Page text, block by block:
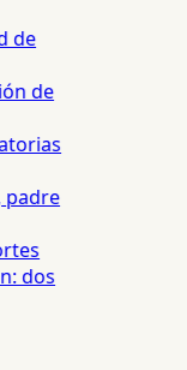
de
de
padre
dos